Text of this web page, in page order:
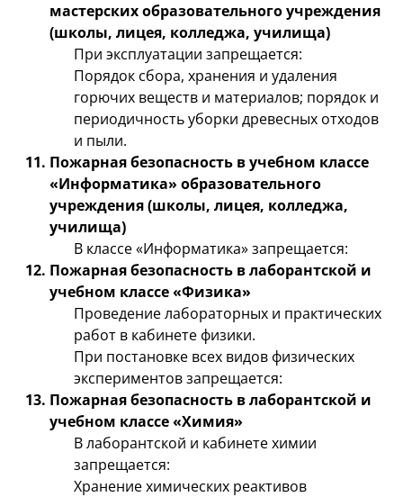
мастерских образовательного учреждения
(школы, лицея, колледжа, училища)
При эксплуатации запрещается:
Порядок сбора, хранения и удаления
горючих веществ и материалов; порядок и
периодичность уборки древесных отходов
и пыли.
Пожарная безопасность в учебном классе
«Информатика» образовательного
учреждения (школы, лицея, колледжа,
училища)
В классе «Информатика» запрещается:
Пожарная безопасность в лаборантской и
учебном классе «Физика»
Проведение лабораторных и практических
работ в кабинете физики.
При постановке всех видов физических
экспериментов запрещается:
Пожарная безопасность в лаборантской и
учебном классе «Химия»
В лаборантской и кабинете химии
запрещается:
Хранение химических реактивов